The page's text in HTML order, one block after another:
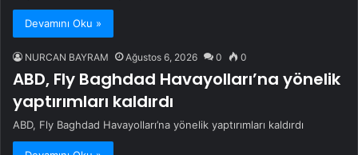
Devamını Oku »
NURCAN BAYRAM Ağustos 6, 2026 0 0
ABD, Fly Baghdad Havayolları’na yönelik
yaptırımları kaldırdı
ABD, Fly Baghdad Havayolları’na yönelik yaptırımları kaldırdı